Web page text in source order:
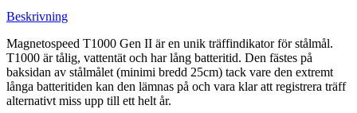
Beskrivning
Magnetospeed T1000 Gen II är en unik träffindikator för stålmål.
T1000 är tålig, vattentät och har lång batteritid. Den fästes på
baksidan av stålmålet (minimi bredd 25cm) tack vare den extremt
långa batteritiden kan den lämnas på och vara klar att registrera träff
alternativt miss upp till ett helt år.